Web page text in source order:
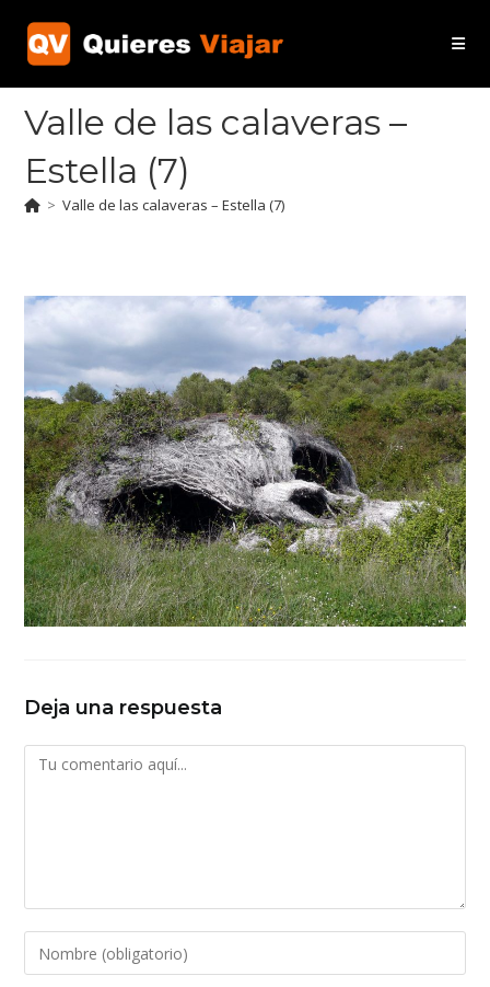
contenido
Valle de las calaveras –
Estella (7)
> Valle de las calaveras – Estella (7)
Deja una respuesta
Comentario
Introduce
tu